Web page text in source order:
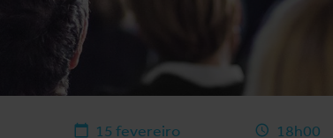
15 fevereiro 18h00